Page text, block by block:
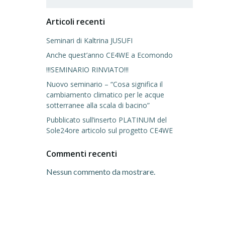
Articoli recenti
Seminari di Kaltrina JUSUFI
Anche quest’anno CE4WE a Ecomondo
!!!SEMINARIO RINVIATO!!!
Nuovo seminario – “Cosa significa il
cambiamento climatico per le acque
sotterranee alla scala di bacino”
Pubblicato sull’inserto PLATINUM del
Sole24ore articolo sul progetto CE4WE
Commenti recenti
Nessun commento da mostrare.